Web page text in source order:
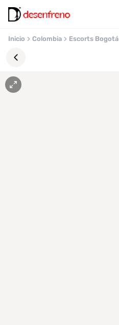
Inicio Colombia Escorts Bogotá